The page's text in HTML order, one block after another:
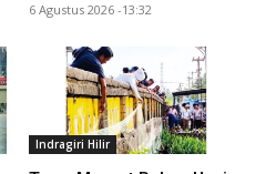
6 Agustus 2026 -13:32
Indragiri Hilir